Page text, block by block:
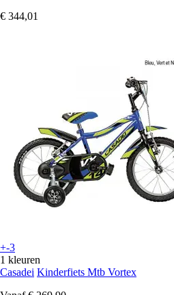
€ 344,01
+-3
1 kleuren
Casadei Kinderfiets Mtb Vortex